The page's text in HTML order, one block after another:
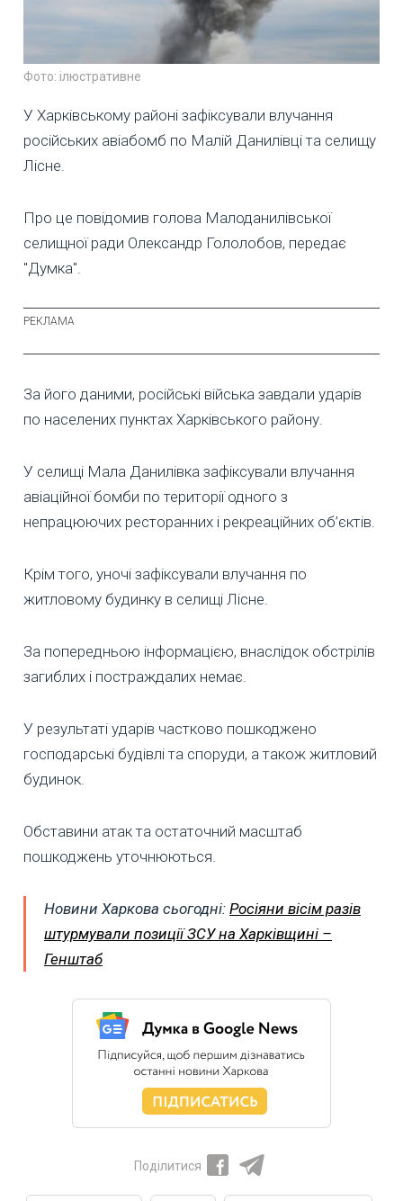
Фото: ілюстративне
У Харківському районі зафіксували влучання
російських авіабомб по Малій Данилівці та селищу
Лісне.
Про це повідомив голова Малоданилівської
селищної ради Олександр Гололобов, передає
"Думка".
За його даними, російські війська завдали ударів
по населених пунктах Харківського району.
У селищі Мала Данилівка зафіксували влучання
авіаційної бомби по території одного з
непрацюючих ресторанних і рекреаційних об’єктів.
Крім того, уночі зафіксували влучання по
житловому будинку в селищі Лісне.
За попередньою інформацією, внаслідок обстрілів
загиблих і постраждалих немає.
У результаті ударів частково пошкоджено
господарські будівлі та споруди, а також житловий
будинок.
Обставини атак та остаточний масштаб
пошкоджень уточнюються.
Новини Харкова сьогодні: Росіяни вісім разів
штурмували позиції ЗСУ на Харківщині –
Генштаб
Поділитися